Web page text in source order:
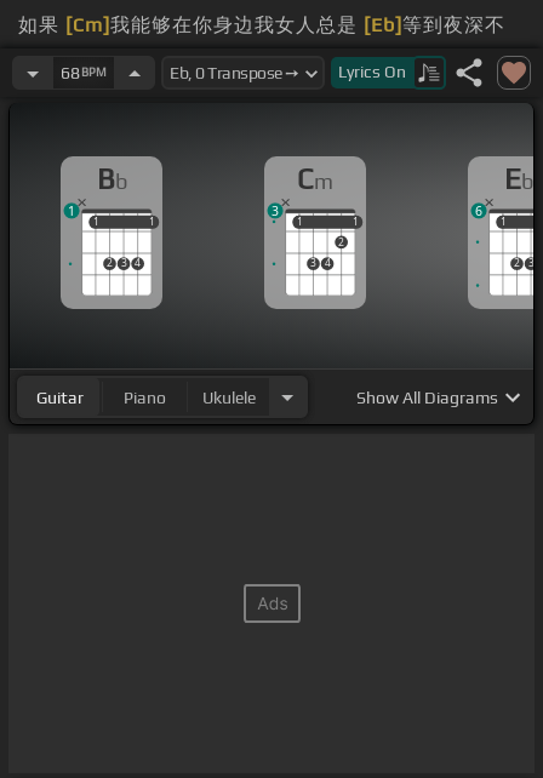
如果 [Cm]我能够在你身边我女人总是 [Eb] 等到夜深不
会付[Bb]出青春他就会 [G]真[Fm]是否女人永
永远天真为他[Cm]所爱的
想要拥抱在怀中
[Bb]在乎你的梦
你的[Cm]心思他会 [Fm]懂谁为你 [Cm]只
是女人容易[Eb] 遗忘情深总是[Bb]为情所困终于 [Eb]越
陷越
[G]深[Fm] 可是女人的 [Cm]灵魂她可以 [Bb] 奉献
[Bb] [Cm]
68BPM Lyrics On
Bb
1
2 3 4
1
1 1
1
Cm
1
3 4
2
1
1 1
3
Eb
1
2 3
1
6
Guitar Piano Ukulele ShowAll Diagrams